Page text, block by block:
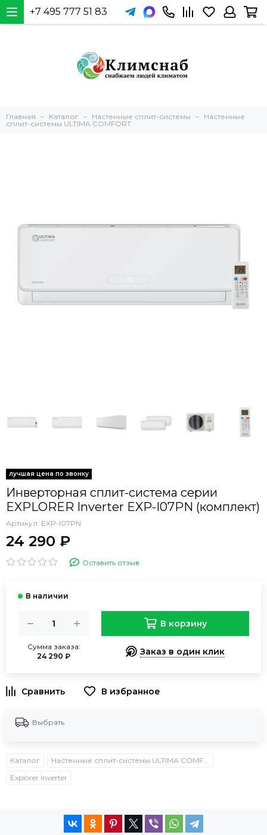
+7 495 777 51 83
Главная Каталог Настенные сплит-системы
Настенные
сплит-системы ULTIMA COMFORT
Инверторная сплит-система серии
EXPLORER Inverter EXP-I07PN (комплект)
Артикул: EXP-I07PN
24 290 ₽
Оставить отзыв
Сумма заказа:
24 290 ₽
В корзину
Заказ в один клик
В избранное
Выбрать
Каталог
Explorer Inverter